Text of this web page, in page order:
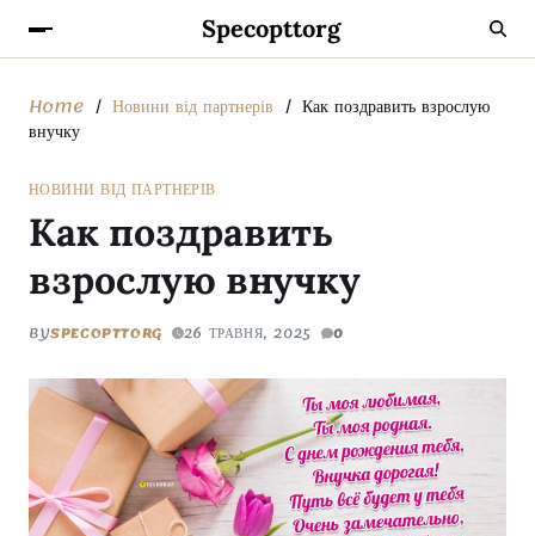
Specopttorg
Home Новини від партнерів Как поздравить взрослую
внучку
НОВИНИ ВІД ПАРТНЕРІВ
Как поздравить
взрослую внучку
BYSPECOPTTORG 26 ТРАВНЯ, 2025 0